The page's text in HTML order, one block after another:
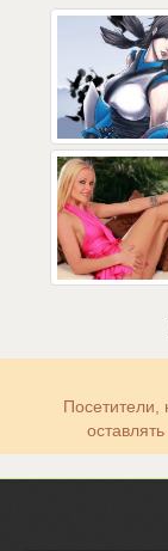
Посетители,